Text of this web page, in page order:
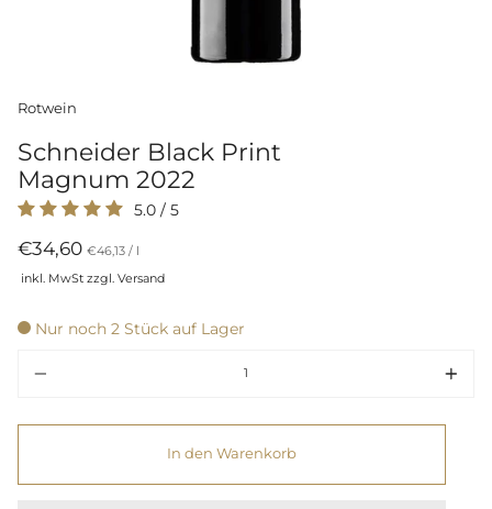
Rotwein
Schneider Black Print
Magnum 2022
5.0 / 5
€34,60 Preis
Einheit
€46,13 /per
l
inkl. MwSt zzgl. Versand
Nur noch 2 Stück auf Lager
In den Warenkorb